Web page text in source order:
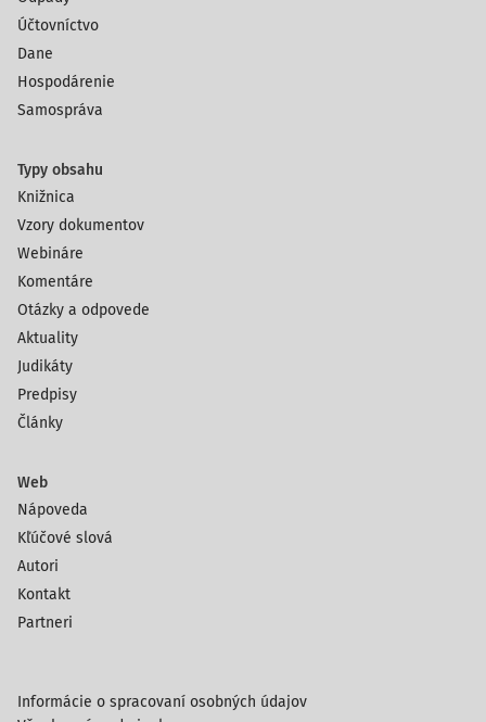
Účtovníctvo
Dane
Hospodárenie
Samospráva
Typy obsahu
Knižnica
Vzory dokumentov
Webináre
Komentáre
Otázky a odpovede
Aktuality
Judikáty
Predpisy
Články
Web
Nápoveda
Kľúčové slová
Autori
Kontakt
Partneri
Informácie o spracovaní osobných údajov